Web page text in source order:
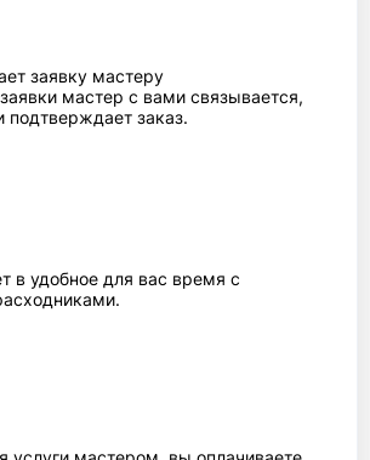
заявку мастеру
мастер с вами связывается,
подтверждает заказ.
в удобное для вас время с